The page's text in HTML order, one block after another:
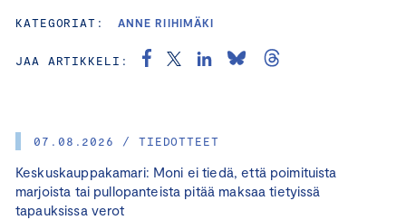
07.08.2026 / TIEDOTTEET
Keskuskauppakamari: Moni ei tiedä, että poimituista
marjoista tai pullopanteista pitää maksaa tietyissä
tapauksissa verot
KATEGORIAT: ANNE RIIHIMÄKI
JAA ARTIKKELI: